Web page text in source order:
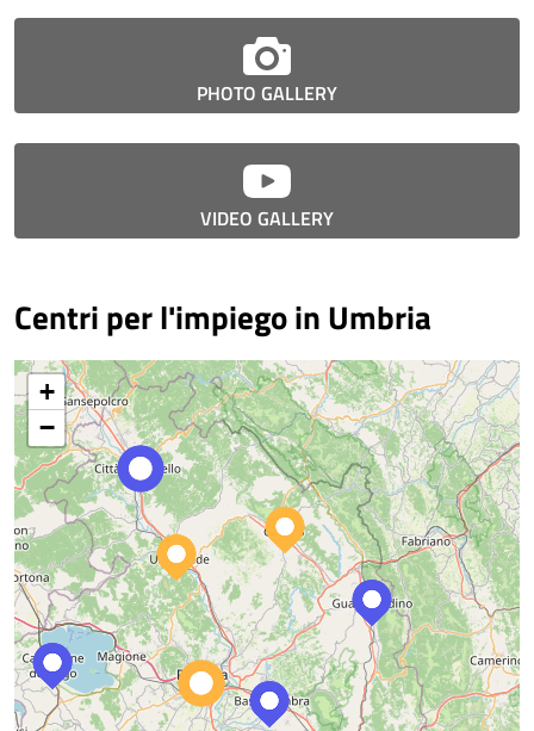
PHOTO GALLERY
VIDEO GALLERY
Centri per l'impiego in Umbria
+
−